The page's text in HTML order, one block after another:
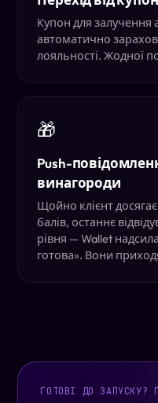
Купон для залучення
автоматично
лояльності. Жодної
🎁
Push-
винагороди
Щойно клієнт
балів, останнє
рівня — Wallet
готова». Вони
ГОТОВІ ДО ЗАПУСКУ?